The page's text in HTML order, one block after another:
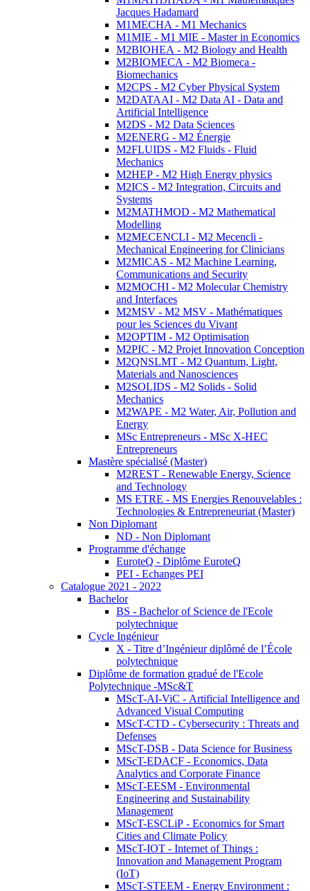
Jacques Hadamard
M1MECHA - M1 Mechanics
M1MIE - M1 MIE - Master in Economics
M2BIOHEA - M2 Biology and Health
M2BIOMECA - M2 Biomeca -
Biomechanics
M2CPS - M2 Cyber Physical System
M2DATAAI - M2 Data AI - Data and
Artificial Intelligence
M2DS - M2 Data Sciences
M2ENERG - M2 Énergie
M2FLUIDS - M2 Fluids - Fluid
Mechanics
M2HEP - M2 High Energy physics
M2ICS - M2 Integration, Circuits and
Systems
M2MATHMOD - M2 Mathematical
Modelling
M2MECENCLI - M2 Mecencli -
Mechanical Engineering for Clinicians
M2MICAS - M2 Machine Learning,
Communications and Security
M2MOCHI - M2 Molecular Chemistry
and Interfaces
M2MSV - M2 MSV - Mathématiques
pour les Sciences du Vivant
M2OPTIM - M2 Optimisation
M2PIC - M2 Projet Innovation Conception
M2QNSLMT - M2 Quantum, Light,
Materials and Nanosciences
M2SOLIDS - M2 Solids - Solid
Mechanics
M2WAPE - M2 Water, Air, Pollution and
Energy
MSc Entrepreneurs - MSc X-HEC
Entrepreneurs
Mastère spécialisé (Master)
M2REST - Renewable Energy, Science
and Technology
MS ETRE - MS Energies Renouvelables :
Technologies & Entrepreneuriat (Master)
Non Diplomant
ND - Non Diplomant
Programme d'échange
EuroteQ - Diplôme EuroteQ
PEI - Echanges PEI
Catalogue 2021 - 2022
Bachelor
BS - Bachelor of Science de l'Ecole
polytechnique
Cycle Ingénieur
X - Titre d’Ingénieur diplômé de l’École
polytechnique
Diplôme de formation gradué de l'Ecole
Polytechnique -MSc&T
MScT-AI-ViC - Artificial Intelligence and
Advanced Visual Computing
MScT-CTD - Cybersecurity : Threats and
Defenses
MScT-DSB - Data Science for Business
MScT-EDACF - Economics, Data
Analytics and Corporate Finance
MScT-EESM - Environmental
Engineering and Sustainability
Management
MScT-ESCLiP - Economics for Smart
Cities and Climate Policy
MScT-IOT - Internet of Things :
Innovation and Management Program
(IoT)
MScT-STEEM - Energy Environment :